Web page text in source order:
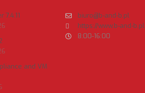
7.4.11
and VM
biuro@b-and-b.pl
https://www.b-and-b.pl
8:00-16:00